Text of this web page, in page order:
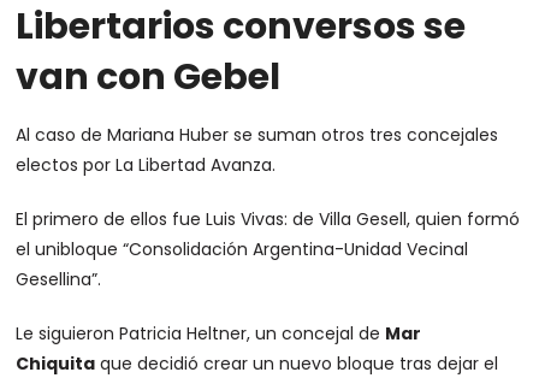
Libertarios conversos se
van con Gebel
Al caso de Mariana Huber se suman otros tres concejales
electos por La Libertad Avanza.
El primero de ellos fue Luis Vivas: de Villa Gesell, quien formó
el unibloque “Consolidación Argentina-Unidad Vecinal
Gesellina”.
Le siguieron Patricia Heltner, un concejal de Mar
Chiquita que decidió crear un nuevo bloque tras dejar el